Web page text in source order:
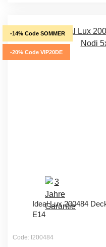
-14% Code SOMMER
-20% Code VIP20DE
Ideal Lux 200484
E14
Code: I200484